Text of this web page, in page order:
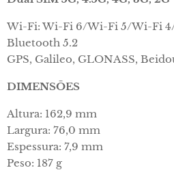
Wi-Fi: Wi-Fi 6/Wi-Fi 5/Wi-Fi
Bluetooth 5.2
GPS, Galileo, GLONASS,
DIMENSÕES
Altura: 162,9 mm
Largura: 76,0 mm
Espessura: 7,9 mm
Peso: 187 g